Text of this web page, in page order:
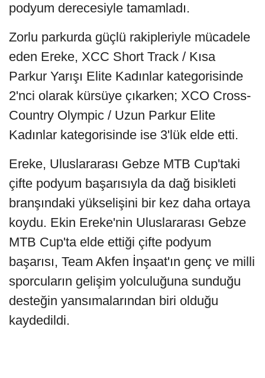
podyum derecesiyle tamamladı.
Zorlu parkurda güçlü rakipleriyle mücadele
eden Ereke, XCC Short Track / Kısa
Parkur Yarışı Elite Kadınlar kategorisinde
2'nci olarak kürsüye çıkarken; XCO Cross-
Country Olympic / Uzun Parkur Elite
Kadınlar kategorisinde ise 3'lük elde etti.
Ereke, Uluslararası Gebze MTB Cup'taki
çifte podyum başarısıyla da dağ bisikleti
branşındaki yükselişini bir kez daha ortaya
koydu. Ekin Ereke'nin Uluslararası Gebze
MTB Cup'ta elde ettiği çifte podyum
başarısı, Team Akfen İnşaat'ın genç ve milli
sporcuların gelişim yolculuğuna sunduğu
desteğin yansımalarından biri olduğu
kaydedildi.